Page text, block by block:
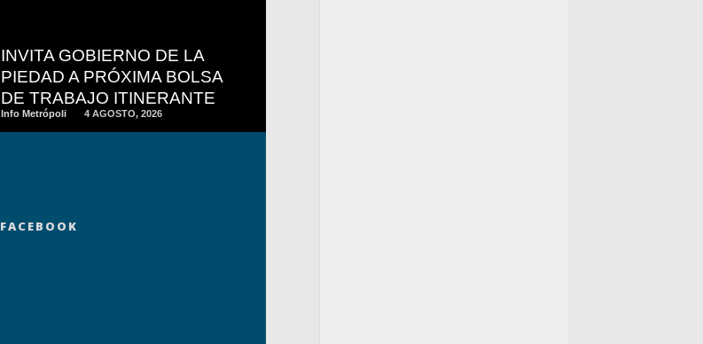
INVITA GOBIERNO DE LA
PIEDAD A PRÓXIMA BOLSA
DE TRABAJO ITINERANTE
Info Metrópoli 4 AGOSTO, 2026
FACEBOOK